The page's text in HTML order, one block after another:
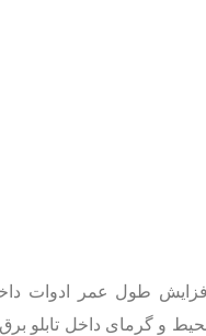
طول عمر ادوات
و گرمای داخل تابلو